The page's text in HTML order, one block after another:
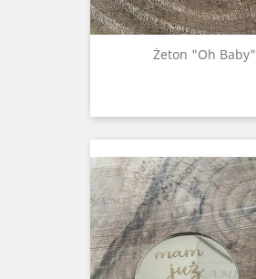
Żeton "Oh Baby"